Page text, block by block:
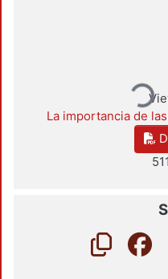
Loading...
La importancia de